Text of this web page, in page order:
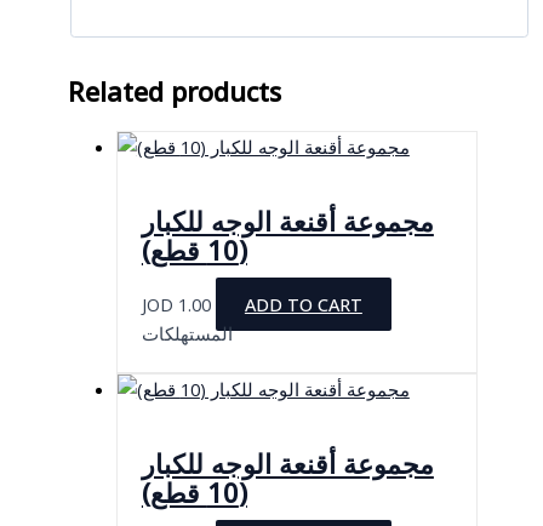
Related products
مجموعة أقنعة الوجه للكبار
(10 قطع)
JOD 1.00
ADD TO CART
المستهلكات
مجموعة أقنعة الوجه للكبار
(10 قطع)